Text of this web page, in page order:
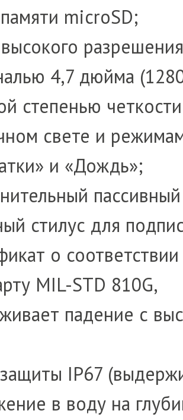
microSD;
разрешения
4,7 дюйма
степенью
свете и
и «Дождь»;
стилус для
о соответствии
MIL-STD 810G,
падение с
IP67
в воду на